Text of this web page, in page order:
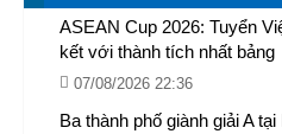
ASEAN Cup 2026: Tuyển
kết với thành tích nhất bảng
07/08/2026 22:36
Ba thành phố giành giải A